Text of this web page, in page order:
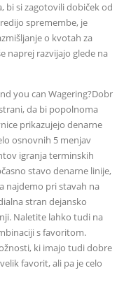
bi si zagotovili dobiček od
spremembe, je
o kvotah za
naprej razvijajo glede na
Dobr
da bi popolnoma
prikazujejo denarne
osnovnih 5 menjav
igranja terminskih
stavo denarne linije,
najdemo pri stavah na
stran dejansko
Naletite lahko tudi na
s favoritom.
ki imajo tudi dobre
favorit, ali pa je celo